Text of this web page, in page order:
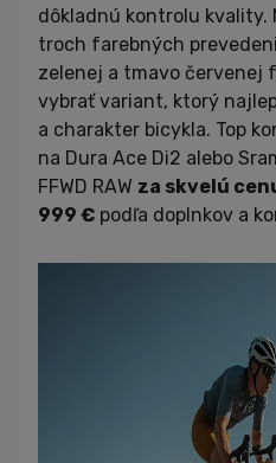
dôkladnú kontrolu kvality.
troch farebných
zelenej a tmavo červenej
vybrať variant, ktorý
a charakter bicykla. Top
na Dura Ace Di2 alebo
FFWD RAW za skvelú
999 € podľa doplnkov a